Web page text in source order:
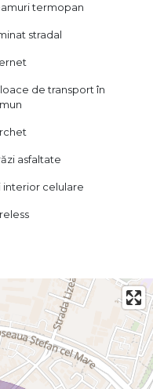
termopan
stradal
de transport în
asfaltate
interior celulare